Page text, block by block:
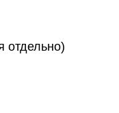
отдельно)